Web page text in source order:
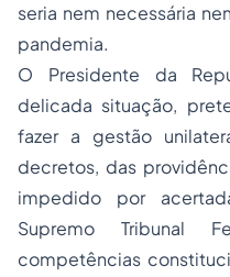
seria nem necessária
pandemia.
O Presidente da
delicada situação,
fazer a gestão
decretos, das
impedido por
Supremo Tribunal
competências